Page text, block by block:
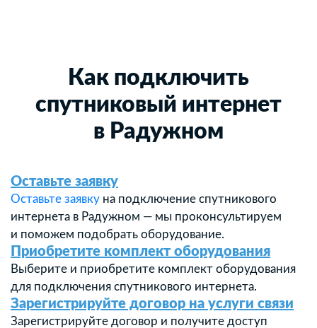
Как подключить
спутниковый интернет
в Радужном
Оставьте заявку
Оставьте заявку на подключение спутникового
интернета в Радужном — мы проконсультируем
и поможем подобрать оборудование.
Приобретите комплект оборудования
Выберите и приобретите комплект оборудования
для подключения спутникового интернета.
Зарегистрируйте договор на услуги связи
Зарегистрируйте договор и получите доступ